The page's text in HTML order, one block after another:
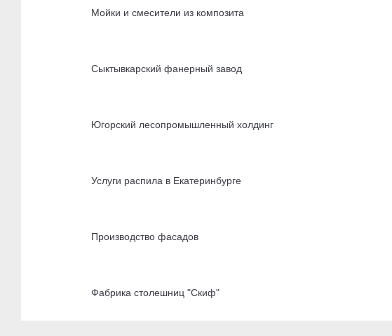
Мойки и смесители из композита
Сыктывкарский фанерный завод
Югорский лесопромышленный холдинг
Услуги распила в Екатеринбурге
Производство фасадов
Фабрика столешниц "Скиф"